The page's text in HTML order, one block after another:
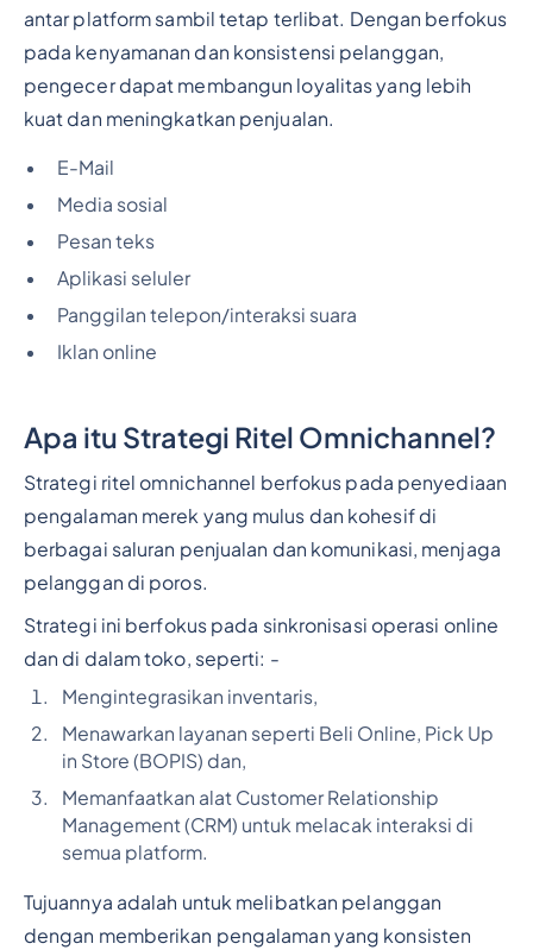
antar platform sambil tetap terlibat. Dengan berfokus
pada kenyamanan dan konsistensi pelanggan,
pengecer dapat membangun loyalitas yang lebih
kuat dan meningkatkan penjualan.
E-Mail
Media sosial
Pesan teks
Aplikasi seluler
Panggilan telepon/interaksi suara
Iklan online
Apa itu Strategi Ritel Omnichannel?
Strategi ritel omnichannel berfokus pada penyediaan
pengalaman merek yang mulus dan kohesif di
berbagai saluran penjualan dan komunikasi, menjaga
pelanggan di poros.
Strategi ini berfokus pada sinkronisasi operasi online
dan di dalam toko, seperti: -
Mengintegrasikan inventaris,
Menawarkan layanan seperti Beli Online, Pick Up
in Store (BOPIS) dan,
Memanfaatkan alat Customer Relationship
Management (CRM) untuk melacak interaksi di
semua platform.
Tujuannya adalah untuk melibatkan pelanggan
dengan memberikan pengalaman yang konsisten